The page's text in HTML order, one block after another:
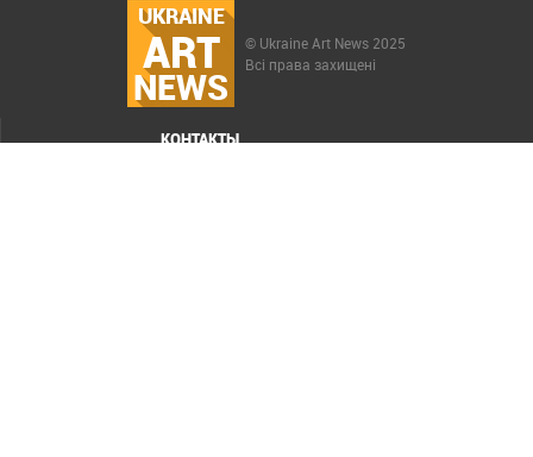
UKRAINE
ART
NEWS
© Ukraine Art News 2025
Всі права захищені
КОНТАКТЫ